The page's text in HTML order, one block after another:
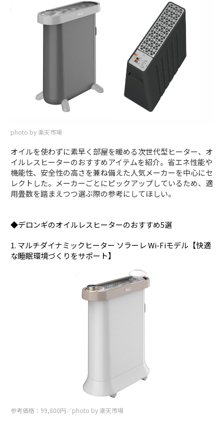
photo by 楽天市場
オイルを使わずに素早く部屋を暖める次世代型ヒーター、オ
イルレスヒーターのおすすめアイテムを紹介。省エネ性能や
機能性、安全性の高さを兼ね備えた人気メーカーを中心にセ
レクトした。メーカーごとにピックアップしているため、適
用畳数を踏まえつつ選ぶ際の参考にしてほしい。
◆デロンギのオイルレスヒーターのおすすめ5選
1. マルチダイナミックヒーター ソラーレ Wi-Fiモデル【快適
な睡眠環境づくりをサポート】
参考価格：99,800円／photo by 楽天市場